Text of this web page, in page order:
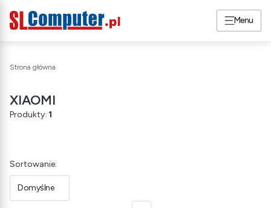
Menu
Strona główna
XIAOMI
Produkty: 1
Lista produktów
Sortowanie:
Domyślne